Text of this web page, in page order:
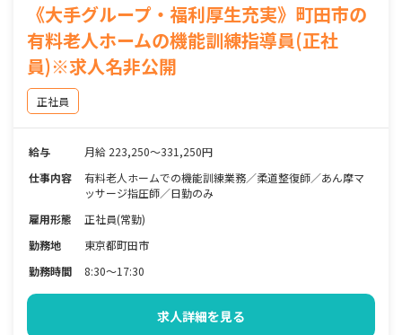
《大手グループ・福利厚生充実》町田市の
有料老人ホームの機能訓練指導員(正社
員)※求人名非公開
正社員
給与
月給 223,250～331,250円
仕事内容
有料老人ホームでの機能訓練業務／柔道整復師／あん摩マ
ッサージ指圧師／日勤のみ
雇用形態
正社員(常勤)
勤務地
東京都町田市
勤務時間
8:30～17:30
求人詳細を見る